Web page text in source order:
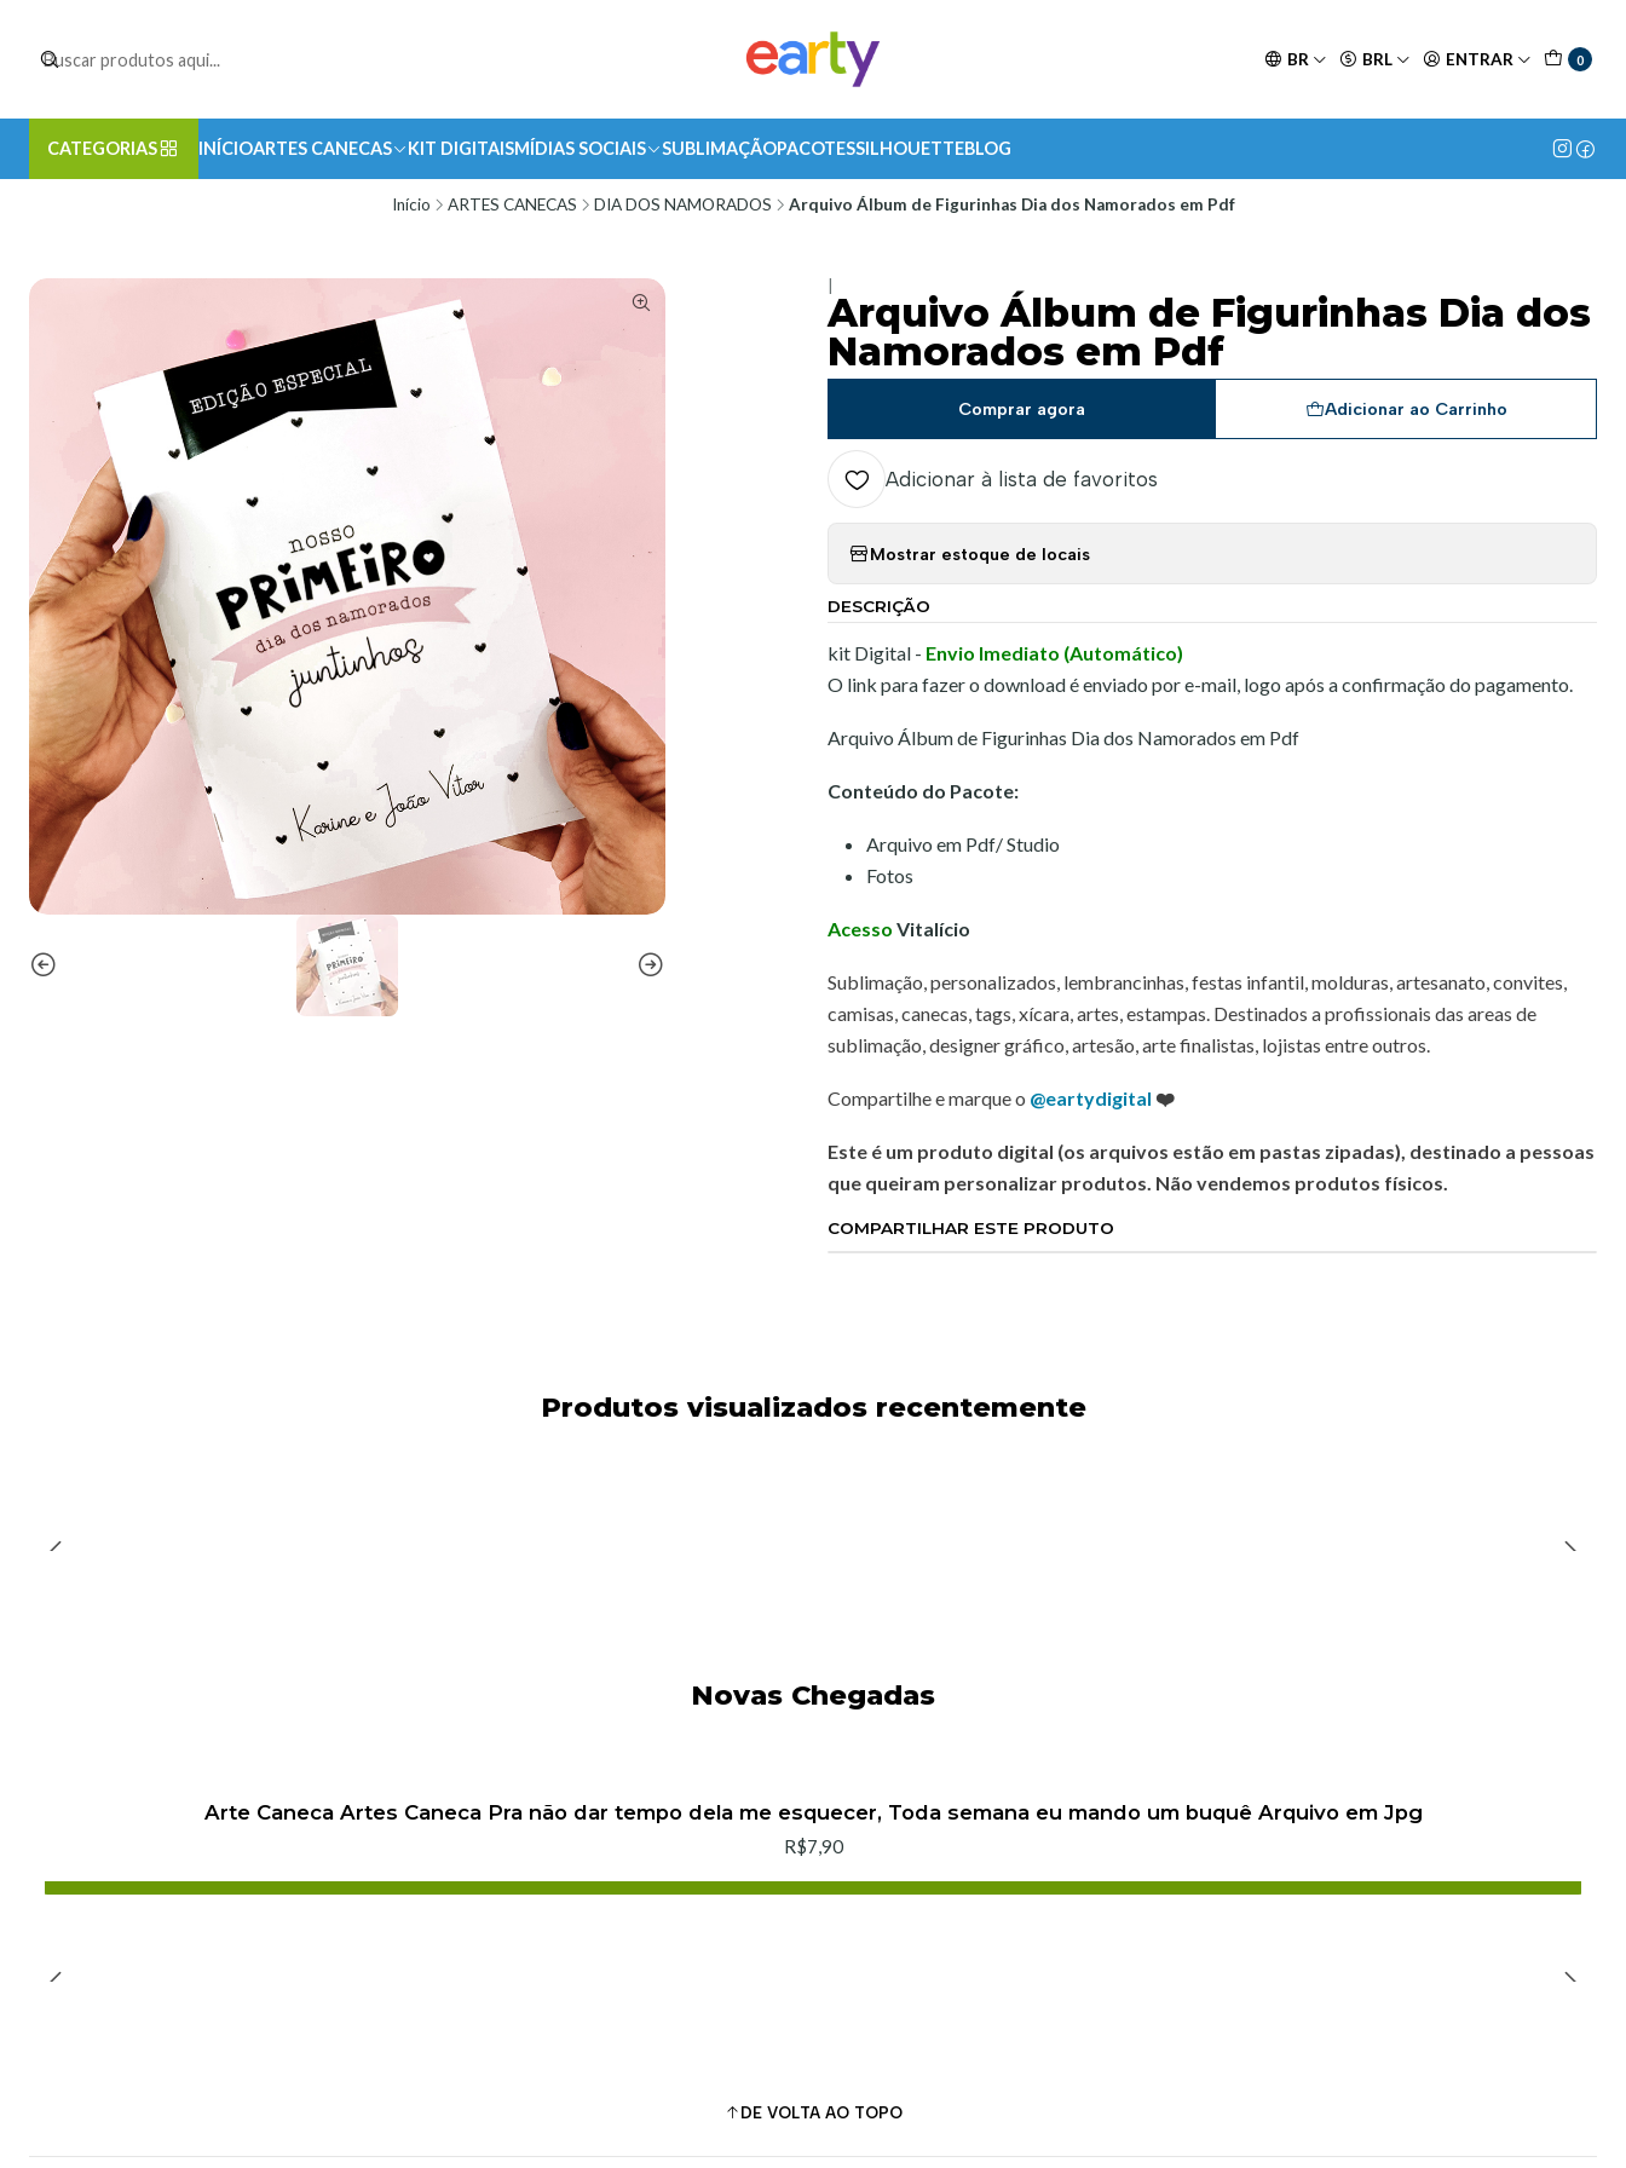
BR BRL ENTRAR 0
CATEGORIAS INÍCIOARTES CANECAS KIT DIGITAISMÍDIAS SOCIAIS SUBLIMAÇÃOPACOTESSILHOUETTEBLOG
Início ARTES CANECAS DIA DOS NAMORADOS Arquivo Álbum de Figurinhas Dia dos Namorados em Pdf
Arquivo Álbum de Figurinhas Dia dos
Namorados em Pdf
Adicionar ao Carrinho
Comprar agora
Adicionar à lista de favoritos
Mostrar estoque de locais
DESCRIÇÃO
kit Digital - Envio Imediato (Automático)
O link para fazer o download é enviado por e-mail, logo após a confirmação do pagamento.
Arquivo Álbum de Figurinhas Dia dos Namorados em Pdf
Conteúdo do Pacote:
Arquivo em Pdf/ Studio
Fotos
Acesso Vitalício
Sublimação, personalizados, lembrancinhas, festas infantil, molduras, artesanato, convites,
camisas, canecas, tags, xícara, artes, estampas. Destinados a profissionais das areas de
sublimação, designer gráfico, artesão, arte finalistas, lojistas entre outros.
Compartilhe e marque o @eartydigital ❤️
Este é um produto digital (os arquivos estão em pastas zipadas), destinado a pessoas
que queiram personalizar produtos. Não vendemos produtos físicos.
COMPARTILHAR ESTE PRODUTO
Produtos visualizados recentemente
Novas Chegadas
Arte Caneca Artes Caneca Pra não dar tempo dela me esquecer, Toda semana eu mando um buquê Arquivo em Jpg
R$7,90
DE VOLTA AO TOPO